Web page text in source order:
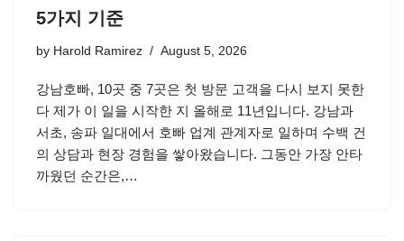
5가지 기준
by Harold Ramirez August 5, 2026
강남호빠, 10곳 중 7곳은 첫 방문 고객을 다시 보지 못한
다 제가 이 일을 시작한 지 올해로 11년입니다. 강남과
서초, 송파 일대에서 호빠 업계 관계자로 일하며 수백 건
의 상담과 현장 경험을 쌓아왔습니다. 그동안 가장 안타
까웠던 순간은,…